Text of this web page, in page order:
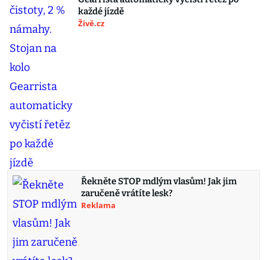
každé jízdě
Živě.cz
Řekněte STOP mdlým vlasům! Jak jim
zaručeně vrátíte lesk?
Reklama